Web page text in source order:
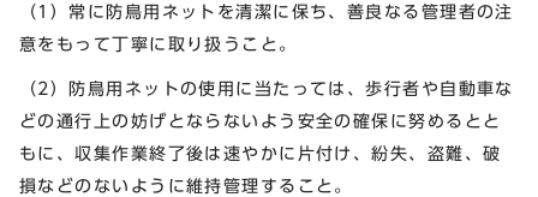
（1）常に防鳥用ネットを清潔に保ち、善良なる管理者の注
意をもって丁寧に取り扱うこと。
（2）防鳥用ネットの使用に当たっては、歩行者や自動車な
どの通行上の妨げとならないよう安全の確保に努めるとと
もに、収集作業終了後は速やかに片付け、紛失、盗難、破
損などのないように維持管理すること。